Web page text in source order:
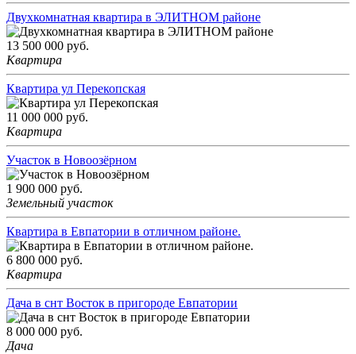
Двухкомнатная квартира в ЭЛИТНОМ районе
13 500 000 руб.
Квартира
Квартира ул Перекопская
11 000 000 руб.
Квартира
Участок в Новоозёрном
1 900 000 руб.
Земельный участок
Квартира в Евпатории в отличном районе.
6 800 000 руб.
Квартира
Дача в снт Восток в пригороде Евпатории
8 000 000 руб.
Дача